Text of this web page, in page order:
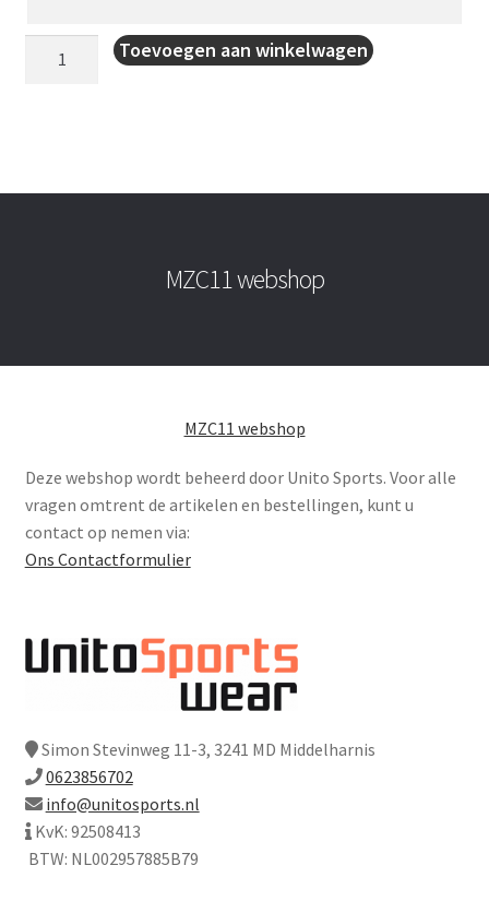
Toevoegen aan winkelwagen
MZC11 webshop
MZC11 webshop
Deze webshop wordt beheerd door Unito Sports. Voor alle
vragen omtrent de artikelen en bestellingen, kunt u
contact op nemen via:
Ons Contactformulier
Simon Stevinweg 11-3, 3241 MD Middelharnis
0623856702
info@unitosports.nl
KvK: 92508413
BTW: NL002957885B79